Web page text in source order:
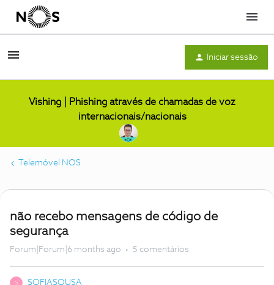
Menu
Iniciar sessão
Vishing | Phishing através de chamadas de voz
internacionais/nacionais
Telemóvel NOS
não recebo mensagens de código de
segurança
Forum|Forum|6 months ago 5 comentários
S SOFIASOUSA